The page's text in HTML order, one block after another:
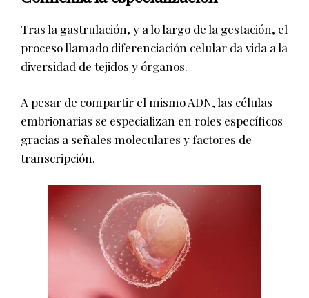
Tras la gastrulación, y a lo largo de la gestación, el
proceso llamado diferenciación celular da vida a la
diversidad de tejidos y órganos.
A pesar de compartir el mismo ADN, las células
embrionarias se especializan en roles específicos
gracias a señales moleculares y factores de
transcripción.